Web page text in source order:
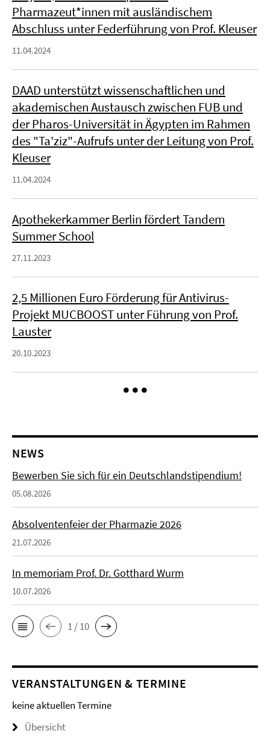
Pharmazeut*innen mit ausländischem
Abschluss unter Federführung von Prof. Kleuser
11.04.2024
DAAD unterstützt wissenschaftlichen und
akademischen Austausch zwischen FUB und
der Pharos-Universität in Ägypten im Rahmen
des "Ta'ziz"-Aufrufs unter der Leitung von Prof.
Kleuser
11.04.2024
Apothekerkammer Berlin fördert Tandem
Summer School
27.11.2023
2,5 Millionen Euro Förderung für Antivirus-
Projekt MUCBOOST unter Führung von Prof.
Lauster
20.10.2023
NEWS
Bewerben Sie sich für ein Deutschlandstipendium!
05.08.2026
Absolventenfeier der Pharmazie 2026
21.07.2026
In memoriam Prof. Dr. Gotthard Wurm
10.07.2026
1 / 10
VERANSTALTUNGEN & TERMINE
keine aktuellen Termine
Übersicht